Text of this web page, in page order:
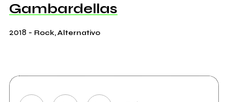
Gambardellas
2018 - Rock, Alternativo